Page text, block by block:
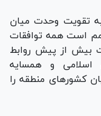
تقویت وحدت میان
است همه توافقات
بیش از پیش روابط
اسلامی و همسایه
کشور‌های منطقه را